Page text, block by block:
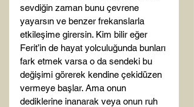
sevdiğin zaman bunu çevrene
yayarsın ve benzer frekanslarla
etkileşime girersin. Kim bilir eğer
Ferit’in de hayat yolculuğunda bunları
fark etmek varsa o da sendeki bu
değişimi görerek kendine çekidüzen
vermeye başlar. Ama onun
dediklerine inanarak veya onun ruh